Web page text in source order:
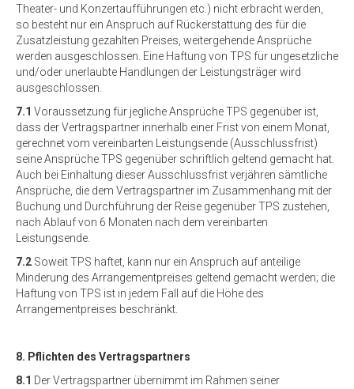
Theater- und Konzertaufführungen etc.) nicht erbracht werden,
so besteht nur ein Anspruch auf Rückerstattung des für die
Zusatzleistung gezahlten Preises, weitergehende Ansprüche
werden ausgeschlossen. Eine Haftung von TPS für ungesetzliche
und/oder unerlaubte Handlungen der Leistungsträger wird
ausgeschlossen.
7.1 Voraussetzung für jegliche Ansprüche TPS gegenüber ist,
dass der Vertragspartner innerhalb einer Frist von einem Monat,
gerechnet vom vereinbarten Leistungsende (Ausschlussfrist)
seine Ansprüche TPS gegenüber schriftlich geltend gemacht hat.
Auch bei Einhaltung dieser Ausschlussfrist verjähren sämtliche
Ansprüche, die dem Vertragspartner im Zusammenhang mit der
Buchung und Durchführung der Reise gegenüber TPS zustehen,
nach Ablauf von 6 Monaten nach dem vereinbarten
Leistungsende.
7.2 Soweit TPS haftet, kann nur ein Anspruch auf anteilige
Minderung des Arrangementpreises geltend gemacht werden; die
Haftung von TPS ist in jedem Fall auf die Höhe des
Arrangementpreises beschränkt.
8. Pflichten des Vertragspartners
8.1 Der Vertragspartner übernimmt im Rahmen seiner